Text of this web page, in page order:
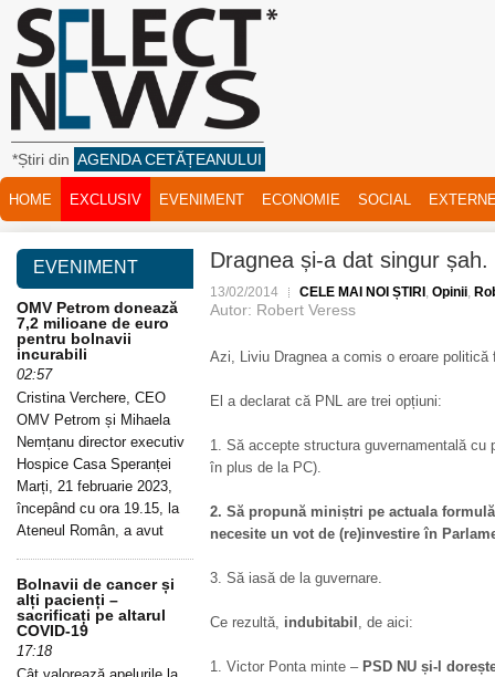
*Știri din AGENDA CETĂȚEANULUI
HOME EXCLUSIV EVENIMENT ECONOMIE SOCIAL
Dragnea și-a dat singur
13/02/2014 CELE MAI NOI ȘTIRI , Opinii,
Autor: Robert Veress
Azi, Liviu Dragnea a comis o eroare politică
El a declarat că PNL are trei opțiuni:
1. Să accepte structura guvernamentală cu
în plus de la PC).
2. Să propună miniștri pe actuala
necesite un vot de (re)investire în
3. Să iasă de la guvernare.
Ce rezultă, indubitabil , de aici:
1. Victor Ponta minte – PSD NU și-l
EVENIMENT
OMV Petrom donează
7,2 milioane de euro
pentru bolnavii
incurabili
02:57
Cristina Verchere, CEO
OMV Petrom și Mihaela
Nemțanu director executiv
Hospice Casa Speranței
Marți, 21 februarie 2023,
începând cu ora 19.15, la
Ateneul Român, a avut
Bolnavii de cancer și
alți pacienți –
sacrificați pe altarul
COVID-19
17:18